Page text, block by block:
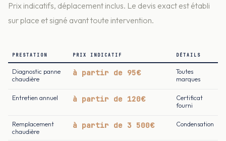
Prix indicatifs, déplacement inclus. Le devis exact est établi
sur place et signé avant toute intervention.
PRESTATION PRIX INDICATIF DÉTAILS
Diagnostic panne
chaudière
à partir de 95€
Toutes
marques
Entretien annuel à partir de 120€
Certificat
fourni
Remplacement
chaudière
à partir de 3 500€ Condensation